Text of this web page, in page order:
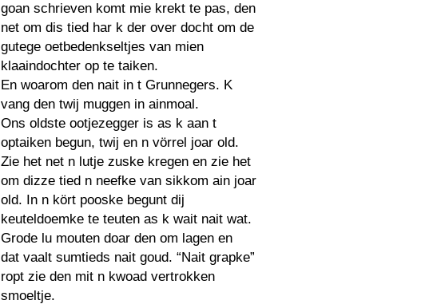
goan schrieven komt mie krekt te pas, den
net om dis tied har k der over docht om de
gutege oetbedenkseltjes van mien
klaaindochter op te taiken.
En woarom den nait in t Grunnegers. K
vang den twij muggen in ainmoal.
Ons oldste ootjezegger is as k aan t
optaiken begun, twij en n vörrel joar old.
Zie het net n lutje zuske kregen en zie het
om dizze tied n neefke van sikkom ain joar
old. In n kört pooske begunt dij
keuteldoemke te teuten as k wait nait wat.
Grode lu mouten doar den om lagen en
dat vaalt sumtieds nait goud. “Nait grapke”
ropt zie den mit n kwoad vertrokken
smoeltje.